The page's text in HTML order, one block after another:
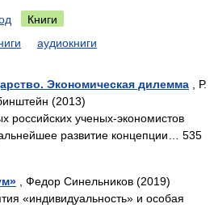
Книги
аудиокниги
Экономическая дилемма , Р.
(2013)
российских ученых-экономистов
развитие концепции… 535
, Федор Синельников (2019)
«индивидуальность» и особая